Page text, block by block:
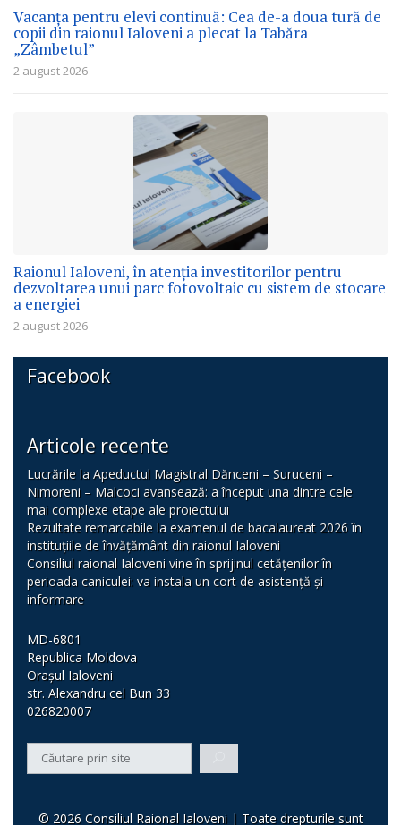
Vacanța pentru elevi continuă: Cea de-a doua tură de
copii din raionul Ialoveni a plecat la Tabăra
„Zâmbetul”
2 august 2026
Raionul Ialoveni, în atenția investitorilor pentru
dezvoltarea unui parc fotovoltaic cu sistem de stocare
a energiei
2 august 2026
Facebook
Articole recente
Lucrările la Apeductul Magistral Dănceni – Suruceni –
Nimoreni – Malcoci avansează: a început una dintre cele
mai complexe etape ale proiectului
Rezultate remarcabile la examenul de bacalaureat 2026 în
instituțiile de învățământ din raionul Ialoveni
Consiliul raional Ialoveni vine în sprijinul cetățenilor în
perioada caniculei: va instala un cort de asistență și
informare
MD-6801
Republica Moldova
Orașul Ialoveni
str. Alexandru cel Bun 33
026820007
© 2026 Consiliul Raional Ialoveni | Toate drepturile sunt